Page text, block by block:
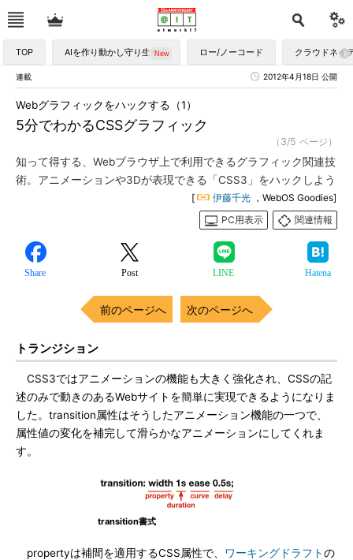
TOP AIを作り動かし守り生かす ロー/ノーコード クラウドネイ
連載 2012年4月18日 公開
5分でわかるCSSグラフィック
Webグラフィックをハックする（1）
（3/5 ページ）
知って得する、Webブラウザ上で利用できるグラフィック関連技
術。アニメーションや3Dが表現できる「CSS3」をハックしよう
[ 伊藤千光 ，WebOS Goodies]
PC用表示
関連情報
Share Post LINE Hatena
前のページへ 次のページへ
トランジション
CSS3ではアニメーションの機能も大きく強化され、CSSの記
述のみで動きのあるWebサイトを簡単に実現できるようになりま
した。transition属性はそうしたアニメーション機能の一つで、
属性値の変化を補完して滑らかなアニメーションにしてくれま
す。
transition書式
propertyは補間を適用するCSS属性で、 ワーキングドラフトの